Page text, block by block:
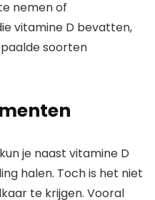
nemen of
vitamine D bevatten,
soorten
je naast vitamine D
halen. Toch is het niet
te krijgen. Vooral